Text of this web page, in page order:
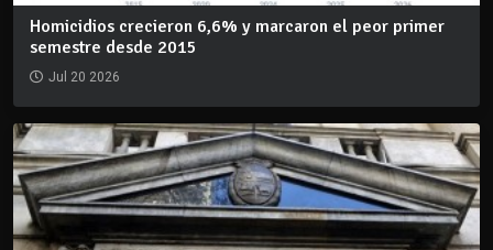
Homicidios crecieron 6,6% y marcaron el peor primer
semestre desde 2015
Jul 20 2026